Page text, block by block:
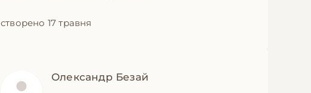
створено 17 травня
Олександр Безай